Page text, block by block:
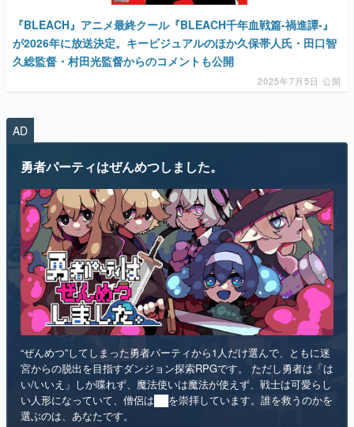
2025年7月5日 公開
AD
“ぜんめつ”してしまった勇者パーティから1人だけ選んで、ともに迷
宮からの脱出を目指すダンジョン探索RPGです。 ただし勇者は「は
い/いいえ」しか喋れず、魔法使いは魔法が使えず、戦士は可愛らし
選ぶのは、あなたです。
インディー RPG
リリース日：2026年第4四半期